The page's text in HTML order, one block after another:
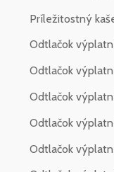
Príležitostný
Odtlačok
Odtlačok
Odtlačok
Odtlačok
Odtlačok